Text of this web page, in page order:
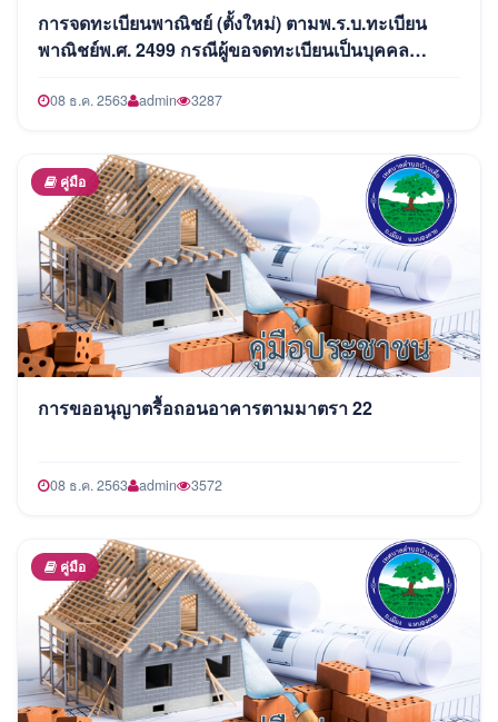
การจดทะเบียนพาณิชย์ (ตั้งใหม่) ตามพ.ร.บ.ทะเบียน
พาณิชย์พ.ศ. 2499 กรณีผู้ขอจดทะเบียนเป็นบุคคล
08 ธ.ค. 2563 admin 3287
คู่มือ
การขออนุญาตรื้อถอนอาคารตามมาตรา 22
08 ธ.ค. 2563 admin 3572
คู่มือ